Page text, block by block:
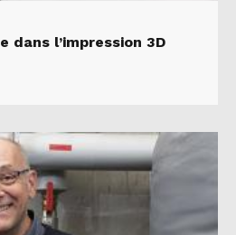
dans l’impression 3D